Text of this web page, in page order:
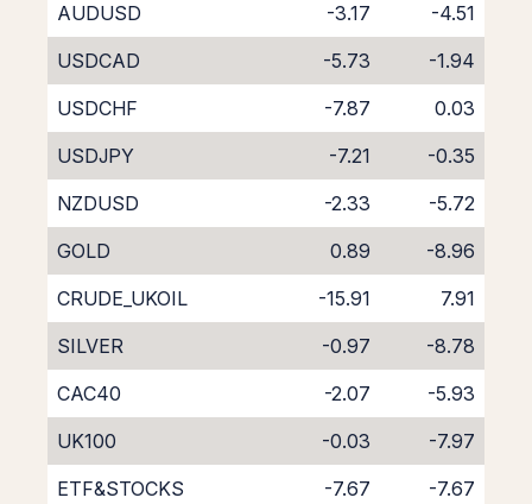
AUDUSD
-3.17
-4.51
USDCAD
-5.73
-1.94
USDCHF
-7.87
0.03
USDJPY
-7.21
-0.35
NZDUSD
-2.33
-5.72
GOLD
0.89
-8.96
CRUDE_UKOIL
-15.91
7.91
SILVER
-0.97
-8.78
CAC40
-2.07
-5.93
UK100
-0.03
-7.97
ETF&STOCKS
-7.67 -7.67